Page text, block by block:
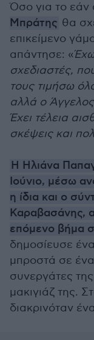
Όσο για το εάν
Μπράτης θα
επικείμενο
απάντησε: «
σχεδιαστές,
τους τιμήσω
αλλά ο Άγγελος
Έχει τέλεια
σκέψεις και
Η Ηλιάνα
Ιούνιο, μέσω
η ίδια και ο
Καραβασάνης,
επόμενο βήμα
δημοσίευσε
μπροστά σε
συνεργάτες
μακιγιάζ της.
διακρινόταν